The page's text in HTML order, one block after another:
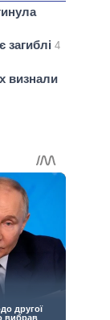
загиблі 4
визнали